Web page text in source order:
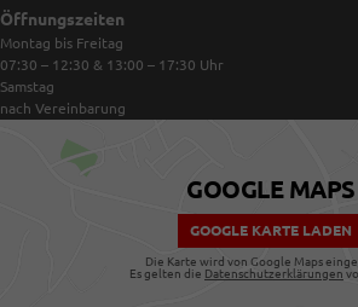
Öffnungszeiten
Montag bis Freitag
07:30 – 12:30 & 13:00 – 17:30 Uhr
Samstag
nach Vereinbarung
GOOGLE MAPS
GOOGLE KARTE LADEN
Die Karte wird von Google Maps
Es gelten die Datenschutzerklärungen